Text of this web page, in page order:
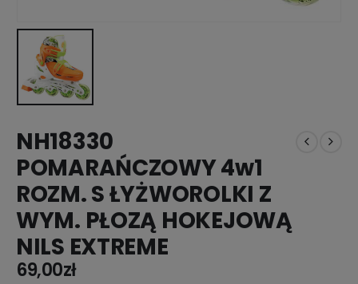
NH18330
POMARAŃCZOWY 4w1
ROZM. S ŁYŻWOROLKI Z
WYM. PŁOZĄ HOKEJOWĄ
NILS EXTREME
69,00zł